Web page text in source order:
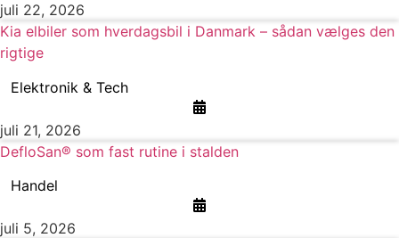
juli 22, 2026
Kia elbiler som hverdagsbil i Danmark – sådan vælges den
rigtige
Elektronik & Tech
juli 21, 2026
DefloSan® som fast rutine i stalden
Handel
juli 5, 2026